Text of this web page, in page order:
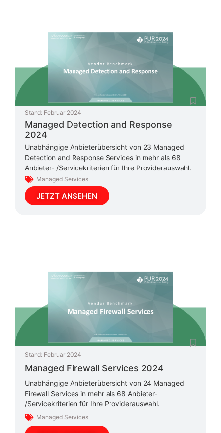
Stand: Februar 2024
Managed Detection and Response
2024
Unabhängige Anbieterübersicht von 23 Managed
Detection and Response Services in mehr als 68
Anbieter- /Servicekriterien für Ihre Providerauswahl.
Managed Services
JETZT ANSEHEN
Stand: Februar 2024
Managed Firewall Services 2024
Unabhängige Anbieterübersicht von 24 Managed
Firewall Services in mehr als 68 Anbieter-
/Servicekriterien für Ihre Providerauswahl.
Managed Services